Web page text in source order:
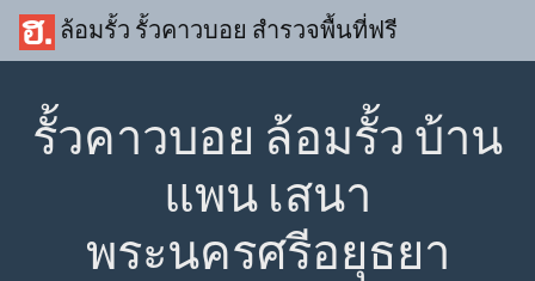
ล้อมรั้ว รั้วคาวบอย สำรวจพื้นที่ฟรี
รั้วคาวบอย ล้อมรั้ว บ้าน
แพน เสนา
พระนครศรีอยุธยา